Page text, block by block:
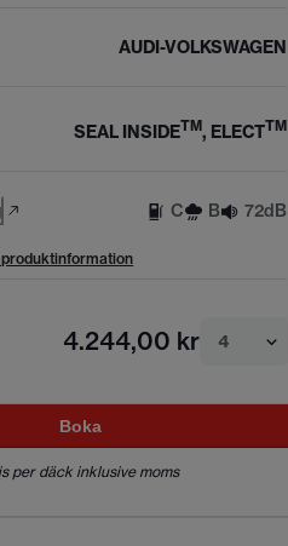
AUDI-VOLKSWAGEN
SEAL INSIDETM, ELECTTM
C B 72dB
4.244,00 kr 4
Boka
per däck inklusive moms